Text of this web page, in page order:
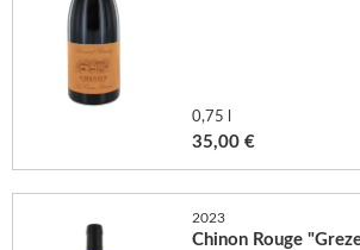
0,75 l
35,00 €
2023
Chinon Rouge